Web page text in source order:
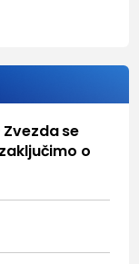
se
o